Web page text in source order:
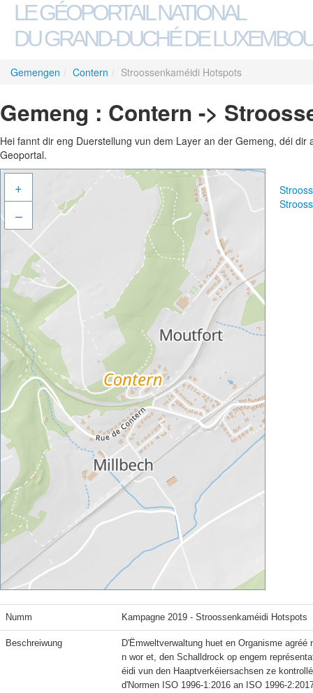
LE GÉOPORTAIL NATIONAL
DU GRAND-DUCHÉ DE
Gemengen / Contern / Stroossenkaméidi Hotspots
Gemeng : Contern ->
Hei fannt dir eng Duerstellung vun dem Layer an der Gemeng, déi
Geoportal.
+
–
Numm Kampagne 2019 - Stroossenkaméidi Hotspots
Beschreiwung
D'Ëmweltverwaltung huet en Organisme
n wor et, den Schalldrock op engem
éidi vun den Haaptverkéiersachsen ze
d'Normen ISO 1996-1:2016 an ISO 1996-